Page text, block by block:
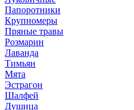
Папоротники
Крупномеры
Пряные травы
Розмарин
Лаванда
Тимьян
Мята
Эстрагон
Шалфей
Душица